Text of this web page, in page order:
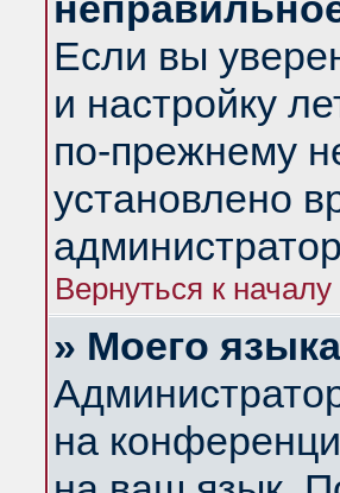
Если вы
и настройку
по-прежнему
установлено
Вернуться к началу
» Моего
на